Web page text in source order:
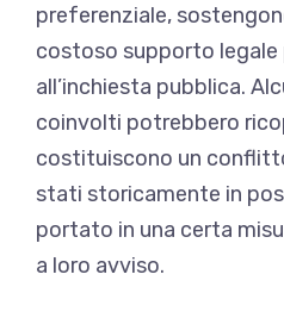
preferenziale,
costoso supporto legale
all’inchiesta pubblica.
coinvolti potrebbero
costituiscono un
stati storicamente in
portato in una certa
a loro avviso.